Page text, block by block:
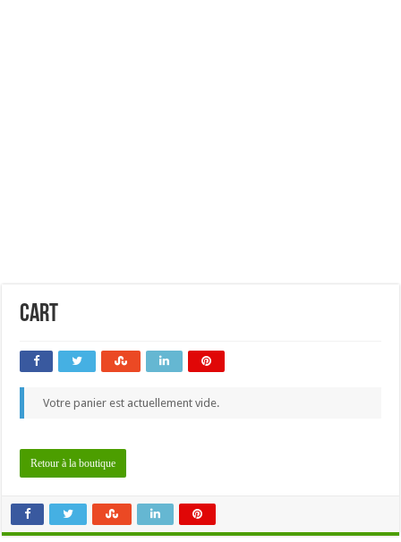
Cart
Votre panier est actuellement vide.
Retour à la boutique